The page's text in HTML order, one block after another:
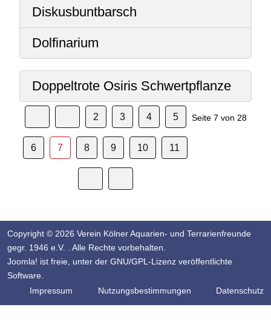
Diskusbuntbarsch
Dolfinarium
Doppeltrote Osiris Schwertpflanze
Seite 7 von 28
2 3 4 5
6 7 8 9 10 11
Copyright © 2026 Verein Kölner Aquarien- und Terrarienfreunde
gegr. 1946 e.V. . Alle Rechte vorbehalten.
Joomla! ist freie, unter der GNU/GPL-Lizenz veröffentlichte
Software.
Impressum
Nutzungsbestimmungen Datenschutz